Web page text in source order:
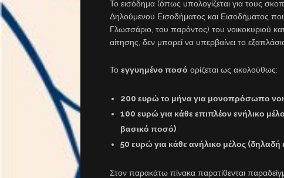
Το εισόδημα (όπως υπολογίζεται για τους
Δηλούμενου Εισοδήματος και Εισοδήματος
Γλωσσάριο, του παρόντος) του νοικοκυριού
αίτησης, δεν μπορεί να υπερβαίνει το
Το εγγυημένο ποσό ορίζεται ως ακολούθως:
200 ευρώ το μήνα για μονοπρόσωπο
100 ευρώ για κάθε επιπλέον ενήλικο
βασικό ποσό)
50 ευρώ για κάθε ανήλικο μέλος
Στον παρακάτω πίνακα παρατίθενται